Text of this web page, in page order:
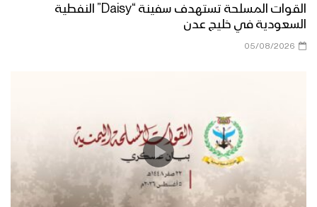
القوات المسلحة تستهدف سفينة “Daisy” النفطية
السعودية في خليج عدن
05/08/2026